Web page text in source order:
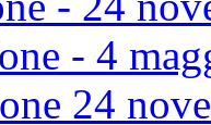
- 4
24